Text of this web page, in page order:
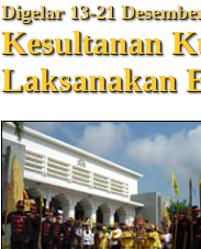
Digelar 13-21
Kesultanan
Laksanakan